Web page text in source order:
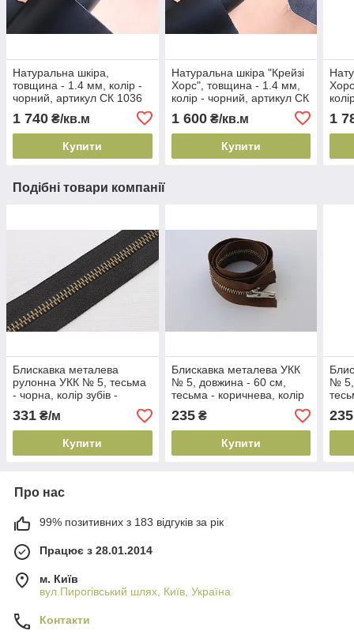
Натуральна шкіра,
товщина - 1.4 мм, колір -
чорний, артикул СК 1036
1 740 ₴/кв.м
Купити
Натуральна шкіра "Крейзі
Хорс", товщина - 1.4 мм,
колір - чорний, артикул СК
1 600₴/кв.м
Купити
1
Подібні товари компанії
Блискавка металева
рулонна УКК № 5, тесьма
- чорна, колір зубів -
антик, артикул СК 5374
331 ₴/м
Купити
Блискавка металева УКК
№ 5, довжина - 60 см,
тесьма - коричнева, колір
зубів - нікель, артикул СК
5250
235₴
Купити
№ 5,
-
235
Про нас
99% позитивних з 183 відгуків за рік
Працює з 28.01.2014
м. Київ
вул.Пирогівський шлях, Київ, Україна
Контакти